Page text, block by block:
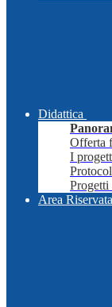
Didattica
Offerta
I
Progetti
Area